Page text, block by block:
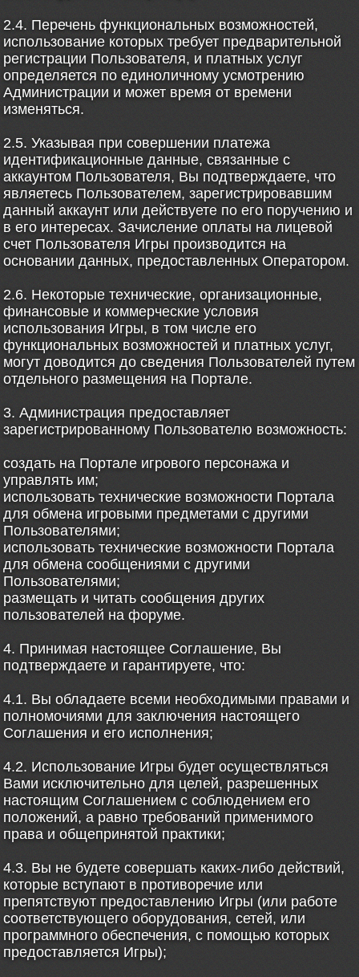
2.4. Перечень функциональных возможностей,
использование которых требует предварительной
регистрации Пользователя, и платных услуг
определяется по единоличному усмотрению
Администрации и может время от времени
изменяться.
2.5. Указывая при совершении платежа
идентификационные данные, связанные с
аккаунтом Пользователя, Вы подтверждаете, что
являетесь Пользователем, зарегистрировавшим
данный аккаунт или действуете по его поручению и
в его интересах. Зачисление оплаты на лицевой
счет Пользователя Игры производится на
основании данных, предоставленных Оператором.
2.6. Некоторые технические, организационные,
финансовые и коммерческие условия
использования Игры, в том числе его
функциональных возможностей и платных услуг,
могут доводится до сведения Пользователей путем
отдельного размещения на Портале.
3. Администрация предоставляет
зарегистрированному Пользователю возможность:
создать на Портале игрового персонажа и
управлять им;
использовать технические возможности Портала
для обмена игровыми предметами с другими
Пользователями;
использовать технические возможности Портала
для обмена сообщениями с другими
Пользователями;
размещать и читать сообщения других
пользователей на форуме.
4. Принимая настоящее Соглашение, Вы
подтверждаете и гарантируете, что:
4.1. Вы обладаете всеми необходимыми правами и
полномочиями для заключения настоящего
Соглашения и его исполнения;
4.2. Использование Игры будет осуществляться
Вами исключительно для целей, разрешенных
настоящим Соглашением с соблюдением его
положений, а равно требований применимого
права и общепринятой практики;
4.3. Вы не будете совершать каких-либо действий,
которые вступают в противоречие или
препятствуют предоставлению Игры (или работе
соответствующего оборудования, сетей, или
программного обеспечения, с помощью которых
предоставляется Игры);